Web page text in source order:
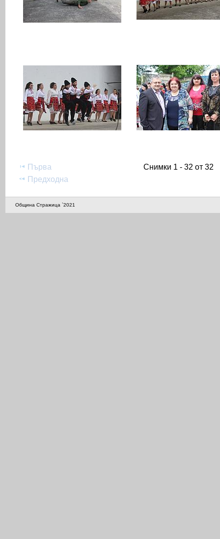
Първа
Предходна
Снимки 1 - 32 от 32
Община Стражица `2021